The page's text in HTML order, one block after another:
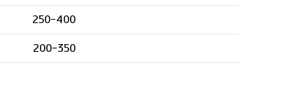
250-400
200-350